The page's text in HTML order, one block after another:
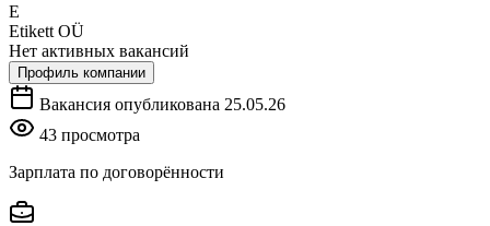
E
Etikett OÜ
Нет активных вакансий
Профиль компании
Вакансия опубликована 25.05.26
43 просмотра
Зарплата по договорённости